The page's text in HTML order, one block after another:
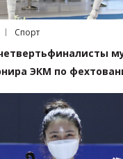
Категория:
Спорт
ЭКМ по